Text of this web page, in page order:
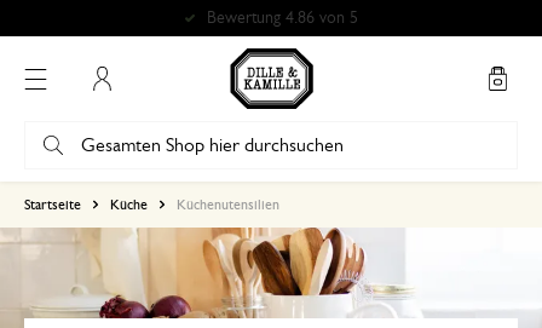
Bewertung 4.86 von 5
Startseite Küche Küchenutensilien